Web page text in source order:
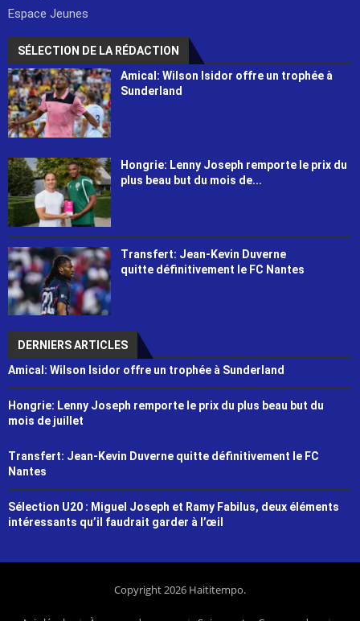
Espace Jeunes
SÉLECTION DE LA RÉDACTION
Amical: Wilson Isidor offre un trophée à
Sunderland
Hongrie: Lenny Joseph remporte le prix du
plus beau but du mois de...
Transfert: Jean-Kevin Duverne
quitte définitivement le FC Nantes
DERNIERS ARTICLES
Amical: Wilson Isidor offre un trophée à Sunderland
Hongrie: Lenny Joseph remporte le prix du plus beau but du
mois de juillet
Transfert: Jean-Kevin Duverne quitte définitivement le FC
Nantes
Sélection U20 : Miguel Joseph et Ramy Fabilus, deux éléments
intéressants qu’il faudrait garder à l’œil
Copyright 2026 Haititempo.